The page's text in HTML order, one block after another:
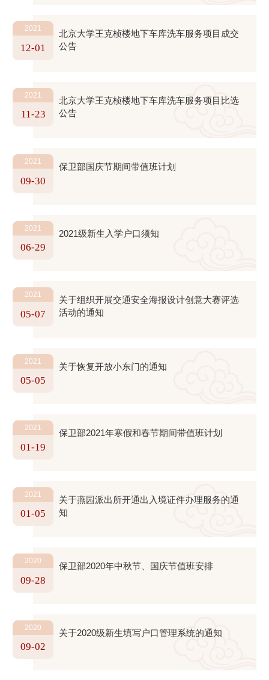
2021
12-01
北京大学王克桢楼地下车库洗车服务项目成交
公告
2021
11-23
北京大学王克桢楼地下车库洗车服务项目比选
公告
2021
09-30
保卫部国庆节期间带值班计划
2021
06-29
2021级新生入学户口须知
2021
05-07
关于组织开展交通安全海报设计创意大赛评选
活动的通知
2021
05-05
关于恢复开放小东门的通知
2021
01-19
保卫部2021年寒假和春节期间带值班计划
2021
01-05
关于燕园派出所开通出入境证件办理服务的通
知
2020
09-28
保卫部2020年中秋节、国庆节值班安排
2020
09-02
关于2020级新生填写户口管理系统的通知